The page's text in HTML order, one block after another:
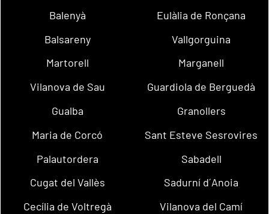
Balenyà
Eulàlia de Ronçana
Balsareny
Vallgorguina
Martorell
Marganell
Vilanova de Sau
Guardiola de Berguedà
Gualba
Granollers
Maria de Corcó
Sant Esteve Sesrovires
Palautordera
Sabadell
Cugat del Vallès
Sadurní d´Anoia
Cecília de Voltregà
Vilanova del Camí